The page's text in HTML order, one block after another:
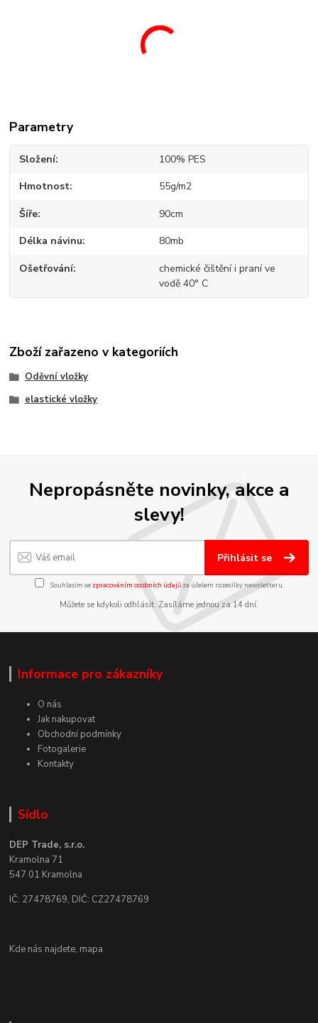
Parametry
Složení 100% PES
Hmotnost 55g/m2
Šíře 90cm
Délka návinu 80mb
Ošetřování
chemické čištění i praní ve
vodě 40° C
Zboží zařazeno v kategoriích
Oděvní vložky
elastické vložky
Nepropásněte novinky, akce a
slevy!
Přihlásit se
Souhlasím se zpracováním osobních údajůza účelem rozesílky newsletteru.
Můžete se kdykoli odhlásit. Zasíláme jednou za 14 dní.
Informace pro zákazníky
O nás
Jak nakupovat
Obchodní podmínky
Fotogalerie
Kontakty
Sídlo
DEP Trade, s.r.o.
Kramolna 71
547 01 Kramolna
IČ: 27478769, DIČ: CZ27478769
Kde nás najdete, mapa